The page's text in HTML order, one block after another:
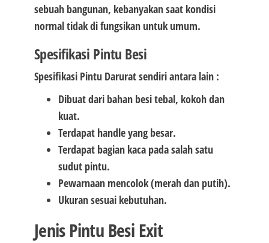
sebuah bangunan, kebanyakan saat kondisi
normal tidak di fungsikan untuk umum.
Spesifikasi Pintu Besi
Spesifikasi Pintu Darurat sendiri antara lain :
Dibuat dari bahan besi tebal, kokoh dan
kuat.
Terdapat handle yang besar.
Terdapat bagian kaca pada salah satu
sudut pintu.
Pewarnaan mencolok (merah dan putih).
Ukuran sesuai kebutuhan.
Jenis Pintu Besi Exit